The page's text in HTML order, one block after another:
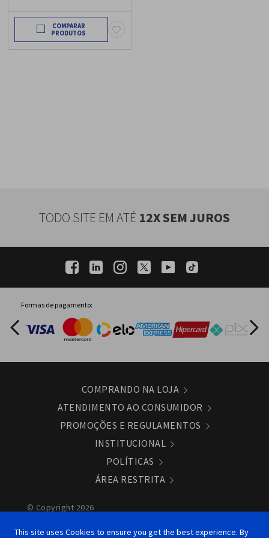
This site uses Cookies to ensure you get the best experience. By
COMPARAR
TODO SITE EM ATÉ 12X SEM JUROS
Formas de pagamento:
COMPRANDO NA LOJA
ATENDIMENTO AO CONSUMIDOR
PROMOÇÕES E REGULAMENTOS
INSTITUCIONAL
POLÍTICAS
ÁREA RESTRITA
© Copyright 2026
94 - Sede: Rua Alexandre Dumas, 1711 - Santo Amaro -